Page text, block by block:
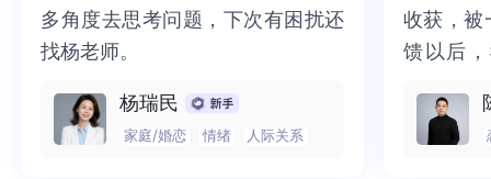
还有很多的人，在生命中创造各种各样的问题，反而认为
不好，和他们没有其他的关系，他们只是无辜的等待命运
的审判，
多角度去思考问题，下次有困扰还
找杨老师。
多角度去思考问题，下次有困扰还
找杨老师。
杨瑞民
家庭/婚恋 情绪 人际关系
收获，被
馈以后
清晰，
虽然不
收获，被
馈以后
也慢慢
知道还